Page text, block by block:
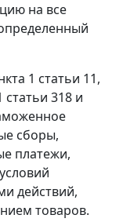
на все
1 статьи 11,
статьи 318 и
сборы,
платежи,
действий,
товаров.